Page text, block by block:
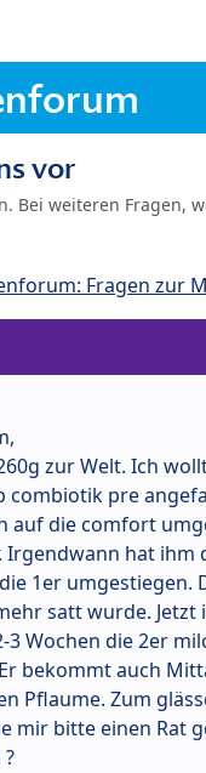
vor
Bei weiteren Fragen,
Fragen zur
zur Welt. Ich
combiotik pre
auf die comfort
Irgendwann hat
1er umgestiegen.
satt wurde.
Wochen die 2er
bekommt auch
Pflaume. Zum
mir bitte einen Rat